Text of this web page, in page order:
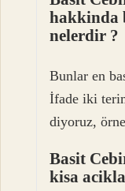
hakkinda
nelerdir ?
Bunlar en
İfade iki
diyoruz,
Basit
kisa